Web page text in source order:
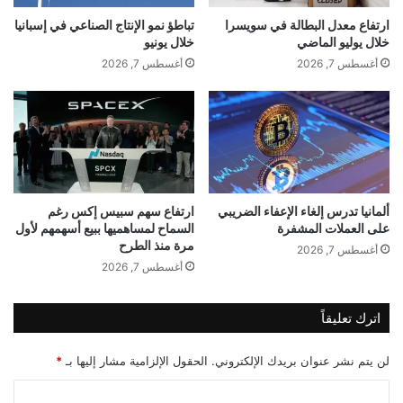
newsrotana.com — أسعار المنازل في بريطانيا تسجل أكبر
انخفاض منذ يناير 2024
أسعار المنازل بريطانيا
تسجل
2
%
خ
ا
ل
أ
غ
س
ط
س
ن
ة
ا
ل
م
ي
ر
ك
ي
ة
ع
د
ا
ت
م
ارتفاع معدل البطالة في سويسرا
خلال يوليو الماضي
أغسطس 7, 2026
تباطؤ نمو الإنتاج الصناعي في إسبانيا
خلال يونيو
أغسطس 7, 2026
ألمانيا تدرس إلغاء الإعفاء الضريبي
على العملات المشفرة
أغسطس 7, 2026
ارتفاع سهم سبيس إكس رغم
السماح لمساهميها ببيع أسهمهم لأول
مرة منذ الطرح
أغسطس 7, 2026
اترك تعليقاً
لن يتم نشر عنوان بريدك الإلكتروني. الحقول الإلزامية مشار إليها بـ *